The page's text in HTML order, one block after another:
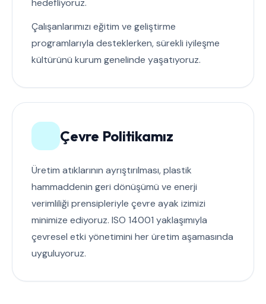
hedefliyoruz.
Çalışanlarımızı eğitim ve geliştirme
programlarıyla desteklerken, sürekli iyileşme
kültürünü kurum genelinde yaşatıyoruz.
Çevre Politikamız
Üretim atıklarının ayrıştırılması, plastik
hammaddenin geri dönüşümü ve enerji
verimliliği prensipleriyle çevre ayak izimizi
minimize ediyoruz. ISO 14001 yaklaşımıyla
çevresel etki yönetimini her üretim aşamasında
uyguluyoruz.